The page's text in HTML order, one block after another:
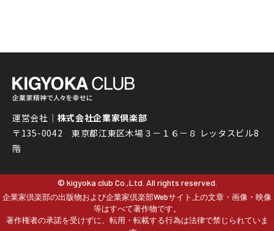
運営会社｜ 株式会社企業家倶楽部
〒135-0042 東京都江東区木場３－１６－８ レッタスビル8
階
© kigyoka club Co.,Ltd. All rights reserved.
企業家倶楽部の出版物および企業家倶楽部Webサイト上の文章・画像・映像
等はすべて著作物です。
著作権者の承諾を受けずに、転用・転載する行為は法律で禁じられていま